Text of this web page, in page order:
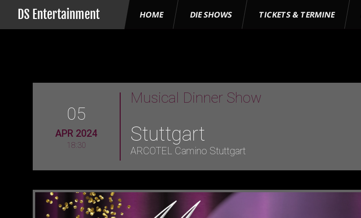
DS Entertainment HOME DIE SHOWS TICKETS & TERMINE
05
APR 2024
18:30
Musical Dinner Show
Stuttgart
ARCOTEL Camino Stuttgart